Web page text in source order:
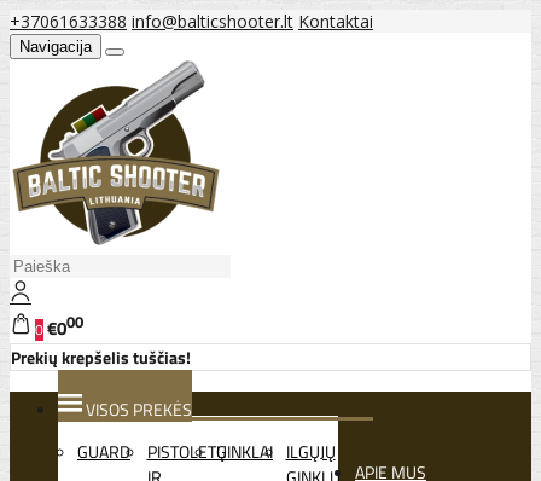
+37061633388 info@balticshooter.lt Kontaktai
Navigacija
0€000
Prekių krepšelis tuščias!
VISOS PREKĖS
GUARD
PISTOLETŲGINKLAI ILGŲJŲ
APIE MUS